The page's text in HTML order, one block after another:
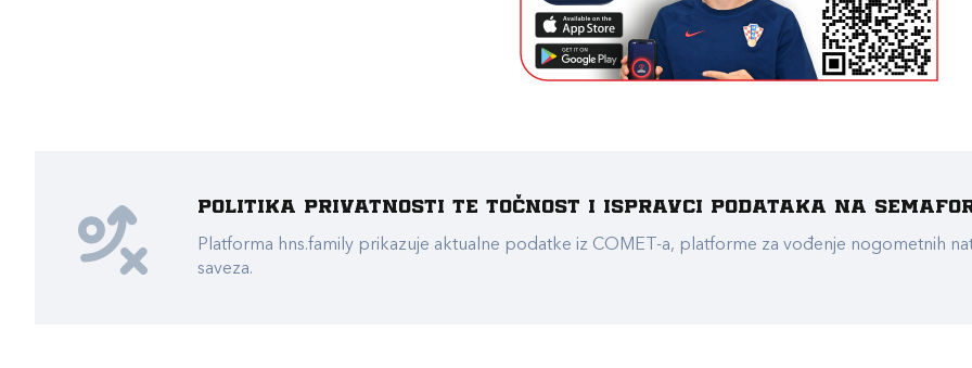
Politika privatnosti te točnost i ispravci podataka na
Platforma hns.family prikazuje aktualne podatke iz COMET-a, platforme za vođenje nogometnih
saveza.